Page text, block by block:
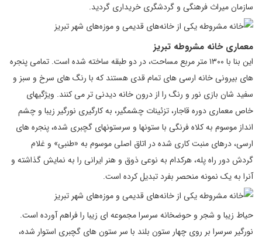
سازمان میراث فرهنگی و گردشگری خریداری گردید.
معماری خانه مشروطه تبریز
این بنا با ۱۳۰۰ متر مربع مساحت، در دو طبقه ساخته شده‌ است. تمامی پنجره‌
های بیرونی خانه ارسی‌ های تمام قدی هستند که با رنگ‌ های سرخ و سبز و
سفید شان بازی نور و رنگ را از درون خانه دیدنی‌ تر می‌ کنند. ویژگیهای
خاص معماری دوره قاجار، تزئینات چشمگیر، به کارگیری نورگیر زیبا و چشم
انداز موسوم به کلاه فرنگی با ستونها و سرستونهای گچبری شده، پنجره های
ارسی، درهای منبت کاری شده در اتاق اصلی موسوم به «طنبی» و غلام
گردش دور راه پله، هرکدام به نوعی ذوق و هنر ایرانی را به نمایش گذاشته و
آنرا به یک نمونه منحصر بفرد تبدیل کرده است.
حیاط زیبا و شجر و حوضخانه سرسرا مجموعه ای زیبا را فراهم آورده است.
نورگیر سرسرا بر روی چهار ستون بلند با سر ستون های گچبری استوار شده،